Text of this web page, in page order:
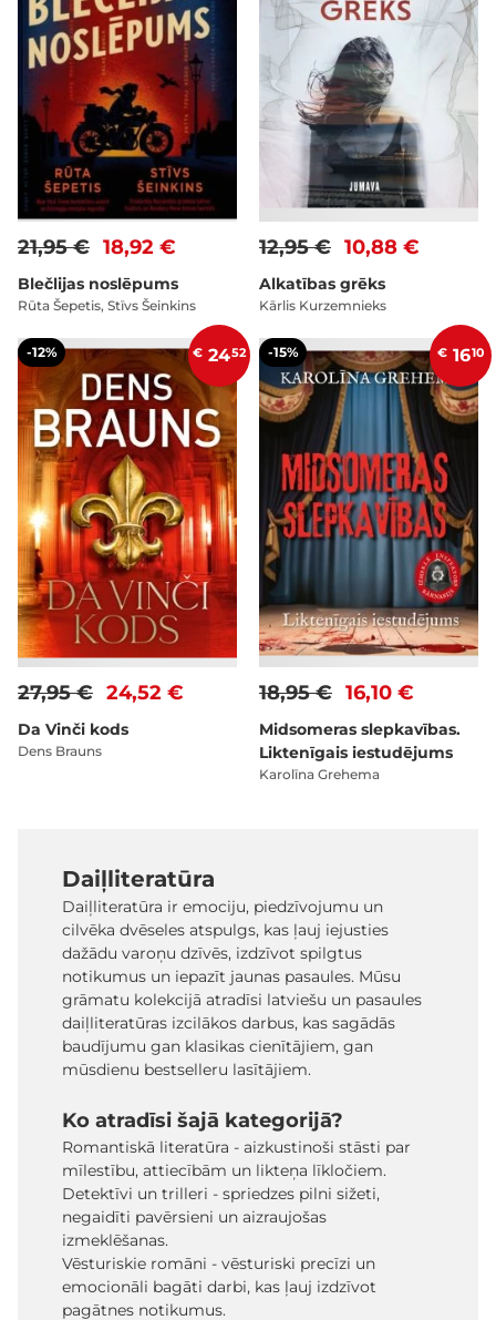
18,92 €
21,95 €
Blečlijas noslēpums
Rūta Šepetis, Stīvs Šeinkins
10,88 €
12,95 €
Alkatības grēks
Kārlis Kurzemnieks
-12% € 2452
24,52 €
27,95 €
Da Vinči kods
Dens Brauns
-15% € 1610
16,10 €
18,95 €
Midsomeras slepkavības.
Liktenīgais iestudējums
Karolīna Grehema
Daiļliteratūra
Daiļliteratūra ir emociju, piedzīvojumu un
cilvēka dvēseles atspulgs, kas ļauj iejusties
dažādu varoņu dzīvēs, izdzīvot spilgtus
notikumus un iepazīt jaunas pasaules. Mūsu
grāmatu kolekcijā atradīsi latviešu un pasaules
daiļliteratūras izcilākos darbus, kas sagādās
baudījumu gan klasikas cienītājiem, gan
mūsdienu bestselleru lasītājiem.
Ko atradīsi šajā kategorijā?
Romantiskā literatūra - aizkustinoši stāsti par
mīlestību, attiecībām un likteņa līkločiem.
Detektīvi un trilleri - spriedzes pilni sižeti,
negaidīti pavērsieni un aizraujošas
izmeklēšanas.
Vēsturiskie romāni - vēsturiski precīzi un
emocionāli bagāti darbi, kas ļauj izdzīvot
pagātnes notikumus.